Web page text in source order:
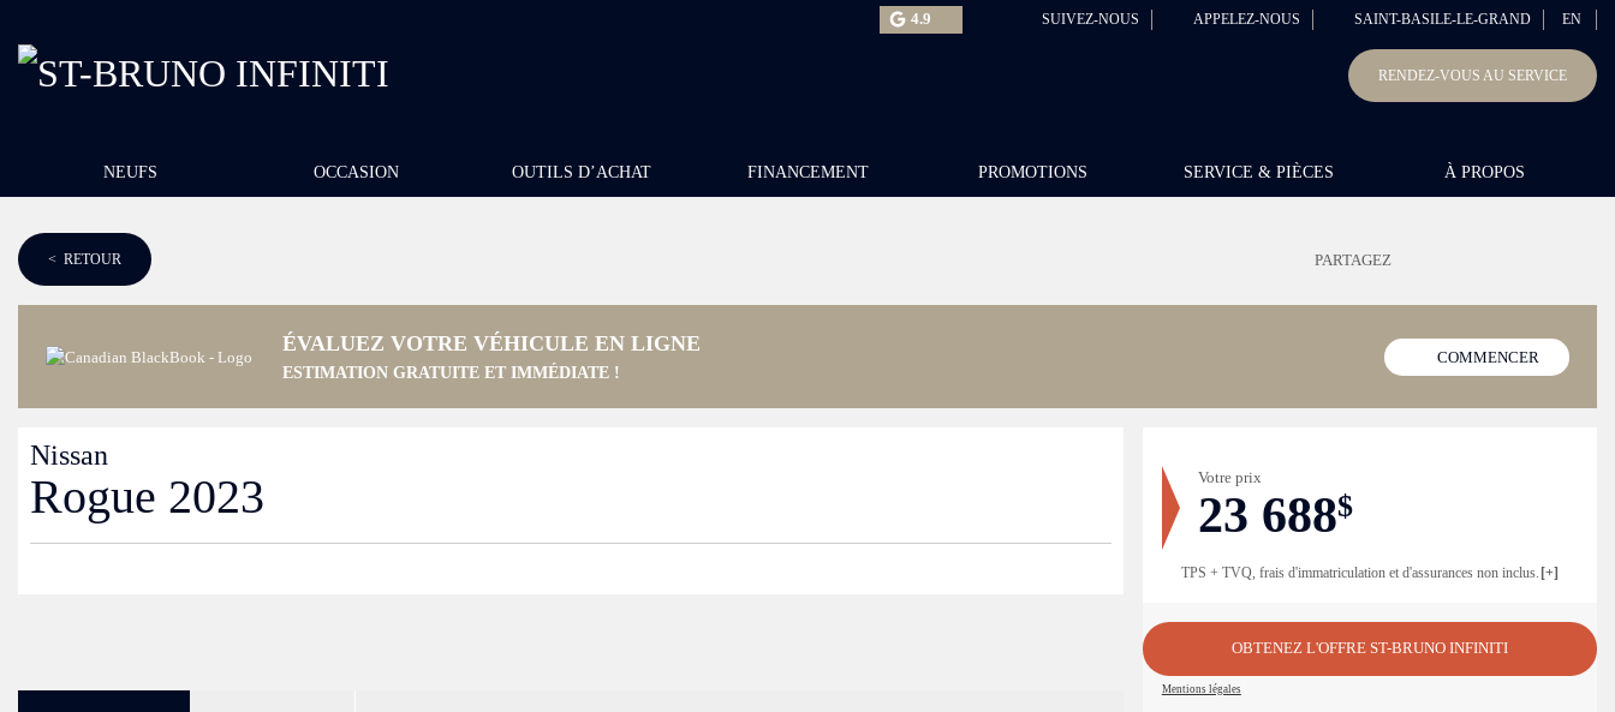
4.9 SUIVEZ-NOUS APPELEZ-NOUS SAINT-BASILE-LE-GRAND EN
RENDEZ-VOUS AU SERVICE
NEUFS OCCASION OUTILS D’ACHAT FINANCEMENT PROMOTIONS SERVICE & PIÈCES À PROPOS
< RETOUR PARTAGEZ
ÉVALUEZ VOTRE VÉHICULE EN LIGNE
ESTIMATION GRATUITE ET IMMÉDIATE !
COMMENCER
Nissan
Rogue 2023 Votre prix
23 688$
TPS + TVQ, frais d'immatriculation et d'assurances non inclus.
OBTENEZ L'OFFRE ST-BRUNO INFINITI
Mentions légales